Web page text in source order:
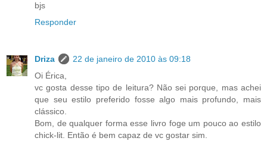
bjs
Responder
Driza
22 de janeiro de 2010 às 09:18
Oi Érica,
vc gosta desse tipo de leitura? Não sei porque, mas achei
que seu estilo preferido fosse algo mais profundo, mais
clássico.
Bom, de qualquer forma esse livro foge um pouco ao estilo
chick-lit. Então é bem capaz de vc gostar sim.